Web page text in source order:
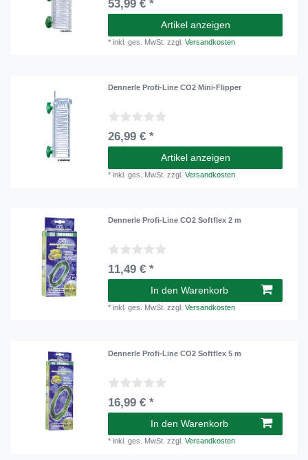
53,99 € *
Artikel anzeigen
*inkl. ges. MwSt. zzgl.Versandkosten
Dennerle Profi-Line CO2 Mini-Flipper
26,99 € *
Artikel anzeigen
*inkl. ges. MwSt. zzgl.Versandkosten
Dennerle Profi-Line CO2 Softflex 2 m
11,49 € *
In den Warenkorb
*inkl. ges. MwSt. zzgl.Versandkosten
Dennerle Profi-Line CO2 Softflex 5 m
16,99 € *
In den Warenkorb
*inkl. ges. MwSt. zzgl.Versandkosten